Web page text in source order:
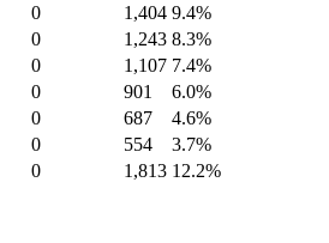
0 1,404 9.4%
0 1,243 8.3%
0 1,107 7.4%
0 901
6.0%
0 687
4.6%
0 554
3.7%
0 1,813 12.2%